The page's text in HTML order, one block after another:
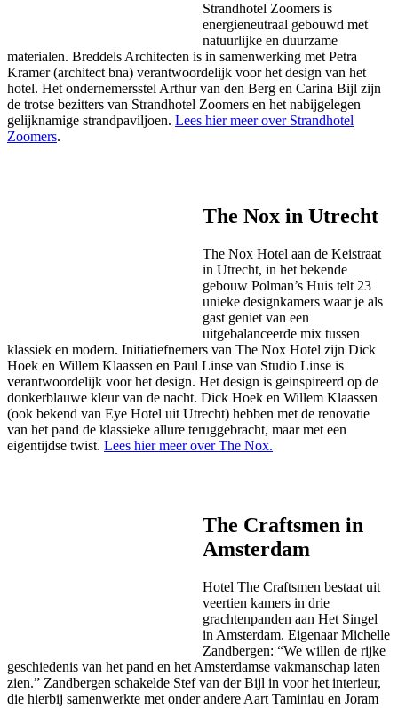
Strandhotel Zoomers is
energieneutraal gebouwd met
natuurlijke en duurzame
materialen. Breddels Architecten is in samenwerking met Petra
Kramer (architect bna) verantwoordelijk voor het design van het
hotel. Het ondernemersstel Arthur van den Berg en Carina Bijl zijn
de trotse bezitters van Strandhotel Zoomers en het nabijgelegen
gelijknamige strandpaviljoen. Lees hier meer over Strandhotel
Zoomers.
The Nox in Utrecht
The Nox Hotel aan de Keistraat
in Utrecht, in het bekende
gebouw Polman’s Huis telt 23
unieke designkamers waar je als
gast geniet van een
uitgebalanceerde mix tussen
klassiek en modern. Initiatiefnemers van The Nox Hotel zijn Dick
Hoek en Willem Klaassen en Paul Linse van Studio Linse is
verantwoordelijk voor het design. Het design is geinspireerd op de
donkerblauwe kleur van de nacht. Dick Hoek en Willem Klaassen
(ook bekend van Eye Hotel uit Utrecht) hebben met de renovatie
van het pand de klassieke allure teruggebracht, maar met een
eigentijdse twist. Lees hier meer over The Nox.
The Craftsmen in
Amsterdam
Hotel The Craftsmen bestaat uit
veertien kamers in drie
grachtenpanden aan Het Singel
in Amsterdam. Eigenaar Michelle
Zandbergen: “We willen de rijke
geschiedenis van het pand en het Amsterdamse vakmanschap laten
zien.” Zandbergen schakelde Stef van der Bijl in voor het interieur,
die hierbij samenwerkte met onder andere Aart Taminiau en Joram